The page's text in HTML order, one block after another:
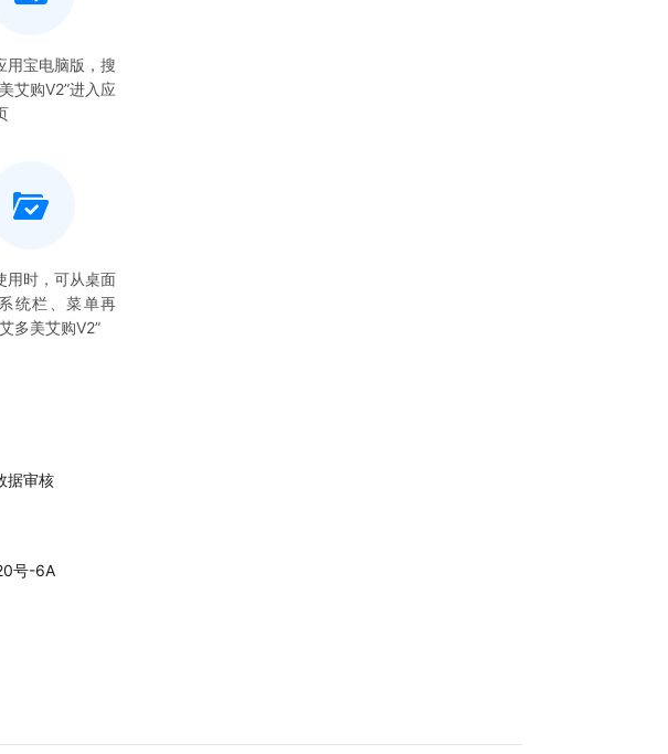
用宝电脑版，搜
艾购V2”进入应
用时，可从桌面
统栏、菜单再
多美艾购V2”
据审核
号-6A